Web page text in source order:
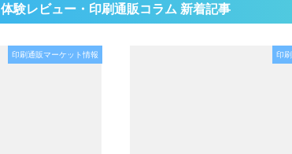
体験レビュー・印刷通販コラム 新着記事
印刷通販マーケット情報 印